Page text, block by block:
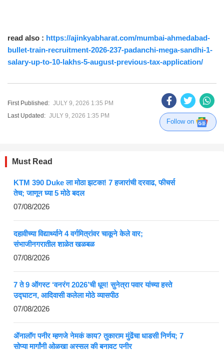
read also : https://ajinkyabharat.com/mumbai-ahmedabad-
bullet-train-recruitment-2026-237-padanchi-mega-sandhi-1-
salary-up-to-10-lakhs-5-august-previous-tax-application/
First Published: JULY 9, 2026 1:35 PM
Last Updated: JULY 9, 2026 1:35 PM
Follow on
Must Read
KTM 390 Duke ला मोठा झटका! 7 हजारांची दरवाढ, फीचर्स
तेच; जाणून घ्या 5 मोठे बदल
07/08/2026
दहावीच्या विद्यार्थ्याने 4 वर्गमित्रांवर चाकूने केले वार;
संभाजीनगरातील शाळेत खळबळ
07/08/2026
7 ते 9 ऑगस्ट ‘वनरंग 2026’ची धूम! सुनेत्रा पवार यांच्या हस्ते
उद्घाटन, आदिवासी कलेला मोठे व्यासपीठ
07/08/2026
ॲनालॉग पनीर म्हणजे नेमकं काय? तुकाराम मुंढेंचा धाडसी निर्णय; 7
सोप्या मार्गांनी ओळखा अस्सल की बनावट पनीर